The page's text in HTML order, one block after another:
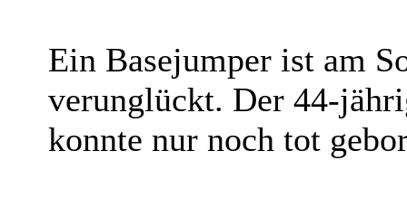
Ein Basejumper ist am
verunglückt. Der 44-
konnte nur noch tot